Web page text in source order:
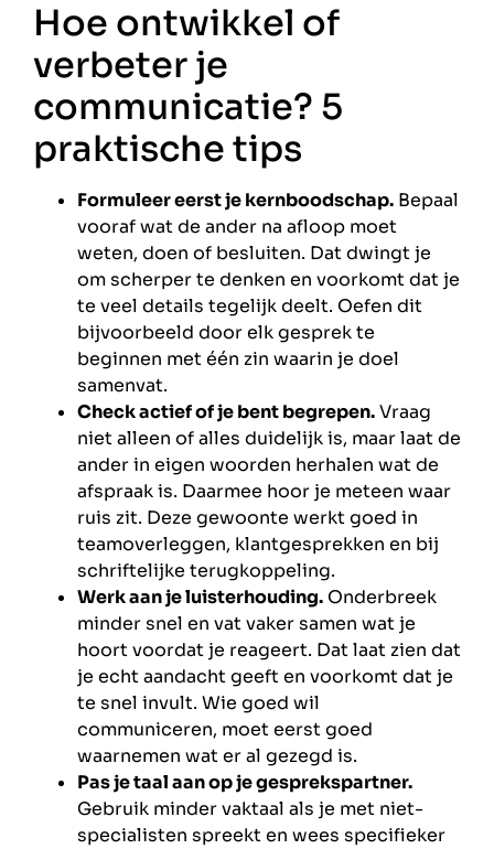
Hoe ontwikkel of
verbeter je
communicatie? 5
praktische tips
Formuleer eerst je kernboodschap. Bepaal
vooraf wat de ander na afloop moet
weten, doen of besluiten. Dat dwingt je
om scherper te denken en voorkomt dat je
te veel details tegelijk deelt. Oefen dit
bijvoorbeeld door elk gesprek te
beginnen met één zin waarin je doel
samenvat.
Check actief of je bent begrepen.Vraag
niet alleen of alles duidelijk is, maar laat de
ander in eigen woorden herhalen wat de
afspraak is. Daarmee hoor je meteen waar
ruis zit. Deze gewoonte werkt goed in
teamoverleggen, klantgesprekken en bij
schriftelijke terugkoppeling.
Werk aan je luisterhouding. Onderbreek
minder snel en vat vaker samen wat je
hoort voordat je reageert. Dat laat zien dat
je echt aandacht geeft en voorkomt dat je
te snel invult. Wie goed wil
communiceren, moet eerst goed
waarnemen wat er al gezegd is.
Pas je taal aan op je gesprekspartner.
Gebruik minder vaktaal als je met niet-
specialisten spreekt en wees specifieker